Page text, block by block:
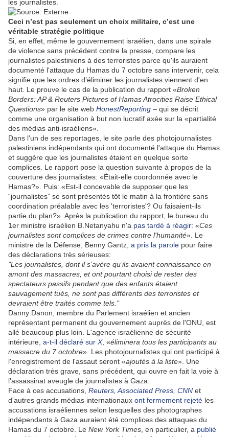
les journalistes.
Ceci n’est pas seulement un choix militaire, c’est une
véritable stratégie politique
Si, en effet, même le gouvernement israélien, dans une spirale
de violence sans précédent contre la presse, compare les
journalistes palestiniens à des terroristes parce qu'ils auraient
documenté l'attaque du Hamas du 7 octobre sans intervenir, cela
signifie que les ordres d’éliminer les journalistes viennent d'en
haut. Le prouve le cas de la publication du rapport «Broken
Borders: AP & Reuters Pictures of Hamas Atrocities Raise Ethical
Questions» par le site web HonestReporting – qui se décrit
comme une organisation à but non lucratif axée sur la «partialité
des médias anti-israéliens».
Dans l'un de ses reportages, le site parle des photojournalistes
palestiniens indépendants qui ont documenté l'attaque du Hamas
et suggère que les journalistes étaient en quelque sorte
complices. Le rapport pose la question suivante à propos de la
couverture des journalistes: «Était-elle coordonnée avec le
Hamas?». Puis: «Est-il concevable de supposer que les
“journalistes” se sont présentés tôt le matin à la frontière sans
coordination préalable avec les 'terroristes'? Ou faisaient-ils
partie du plan?». Après la publication du rapport, le bureau du
1er ministre israélien B.Netanyahu n'a pas tardé à réagir: «Ces
journalistes sont complices de crimes contre l'humanité». Le
ministre de la Défense, Benny Gantz, a pris la parole pour faire
des déclarations très sérieuses:
"Les journalistes, dont il s’avère qu’ils avaient connaissance en
amont des massacres, et ont pourtant choisi de rester des
spectateurs passifs pendant que des enfants étaient
sauvagement tués, ne sont pas différents des terroristes et
devraient être traités comme tels."
Danny Danon, membre du Parlement israélien et ancien
représentant permanent du gouvernement auprès de l'ONU, est
allé beaucoup plus loin. L'agence israélienne de sécurité
intérieure, a-t-il déclaré sur X, «éliminera tous les participants au
massacre du 7 octobre». Les photojournalistes qui ont participé à
l'enregistrement de l'assaut seront «ajoutés à la liste». Une
déclaration très grave, sans précédent, qui ouvre en fait la voie à
l'assassinat aveugle de journalistes à Gaza.
Face à ces accusations, Reuters Associated Press CNN et
d'autres grands médias internationaux ont fermement rejeté les
accusations israéliennes selon lesquelles des photographes
indépendants à Gaza auraient été complices des attaques du
Hamas du 7 octobre. Le New York Times , en particulier, a publié